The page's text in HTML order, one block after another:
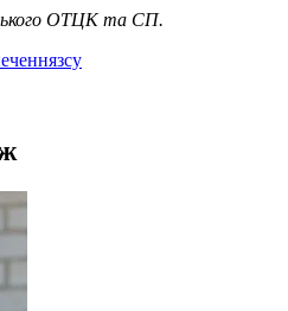
ОТЦК та СП.
зсу